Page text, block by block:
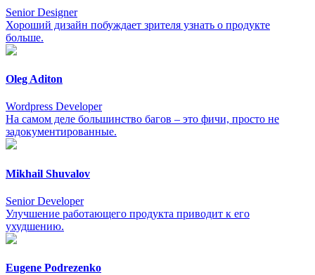
Senior Designer
Хороший дизайн побуждает зрителя узнать о продукте
больше.
Oleg Aditon
Wordpress Developer
На самом деле большинство багов – это фичи, просто не
задокументированные.
Mikhail Shuvalov
Senior Developer
Улучшение работающего продукта приводит к его
ухудшению.
Eugene Podrezenko